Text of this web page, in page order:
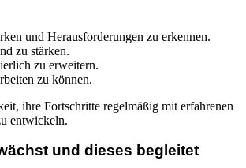
und Herausforderungen zu erkennen.
zu stärken.
zu erweitern.
zu können.
ihre Fortschritte regelmäßig mit erfahrenen
entwickeln.
und dieses begleitet